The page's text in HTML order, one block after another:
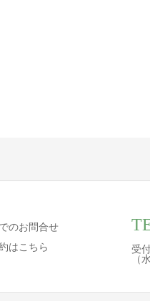
のお問合せ
はこちら
受
（